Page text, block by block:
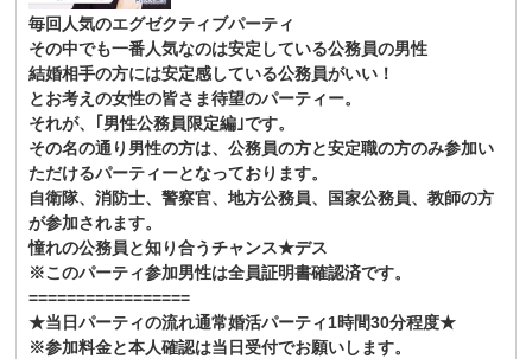
毎回人気のエグゼクティブパーティ
その中でも一番人気なのは安定している公務員の男性
結婚相手の方には安定感している公務員がいい！
とお考えの女性の皆さま待望のパーティー。
それが、｢男性公務員限定編｣です。
その名の通り男性の方は、公務員の方と安定職の方のみ参加い
ただけるパーティーとなっております。
自衛隊、消防士、警察官、地方公務員、国家公務員、教師の方
が参加されます。
憧れの公務員と知り合うチャンス★デス
※このパーティ参加男性は全員証明書確認済です。
=================
★当日パーティの流れ通常婚活パーティ1時間30分程度★
※参加料金と本人確認は当日受付でお願いします。